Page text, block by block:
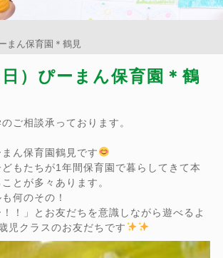
まん保育園＊鶴見
）ぴーまん保育園＊鶴
ご相談承っております。
ん保育園鶴見です
もたちが1年間保育園で暮らしてきて本
とが多々あります。
何のその！
！」とお友だちを意識しながら遊べるよ
児クラスのお友だちです